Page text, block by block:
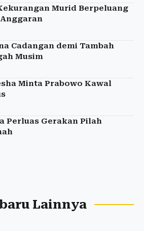
Murid Berpeluang
Cadangan demi Tambah
Musim
Minta Prabowo Kawal
Perluas Gerakan Pilah
Lainnya